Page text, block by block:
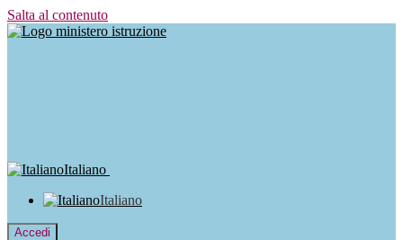
Salta al contenuto
Italiano
Italiano
Accedi